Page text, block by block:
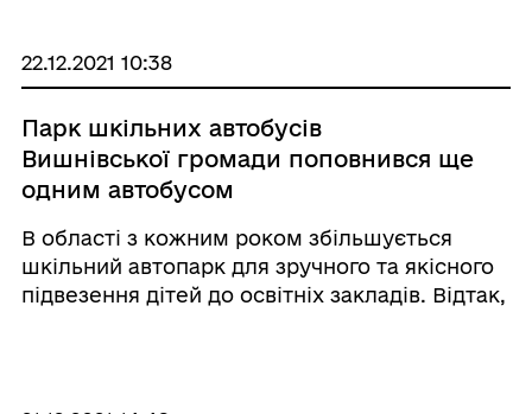
пропозицій, що на ...
22.12.2021 10:38
Парк шкільних автобусів
Вишнівської громади поповнився ще
одним автобусом
В області з кожним роком збільшується
шкільний автопарк для зручного та якісного
підвезення дітей до освітніх закладів. Відтак,